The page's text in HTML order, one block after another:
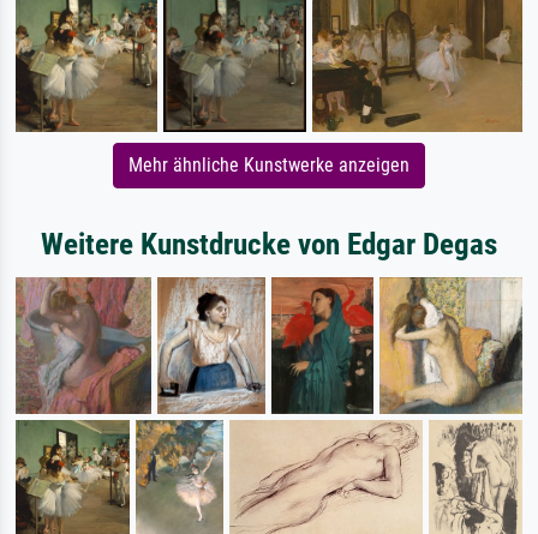
Mehr ähnliche Kunstwerke anzeigen
Weitere Kunstdrucke von Edgar Degas